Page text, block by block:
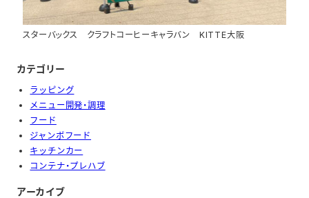
スターバックス クラフトコーヒーキャラバン KITTE大阪
カテゴリー
ラッピング
メニュー開発・調理
フード
ジャンボフード
キッチンカー
コンテナ・プレハブ
アーカイブ